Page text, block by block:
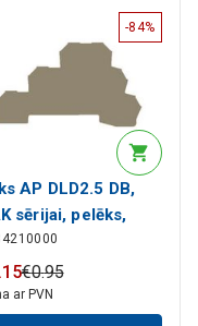
-84%
AP DLD2.5 DB,
sērijai, pelēks,
15€0.95
ar PVN